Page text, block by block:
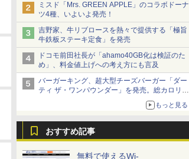
ミスド「Mrs. GREEN APPLE」のコラボドーナ
ツ4種、いよいよ発売！
吉野家、牛リブロースを熱々で提供する「極旨
牛鉄板ステーキ定食」を発売
ドコモ前田社長が「ahamo40GB化は検証のた
め」、料金値上げへの考え方にも言及
バーガーキング、超大型チーズバーガー「ダー
ティ ザ・ワンパウンダー」を発売。総カロリー
もっと見る
おすすめ記事
無料で使えるWi-